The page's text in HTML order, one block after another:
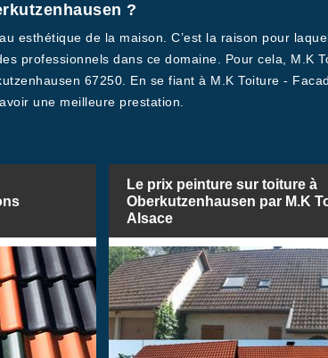
?
esthétique de la maison. C’est la raison pour
professionnels dans ce domaine. Pour cela, M.K
67250. En se fiant à M.K Toiture -
une meilleure prestation.
Le prix peinture sur toiture à
Oberkutzenhausen par M.K
Alsace